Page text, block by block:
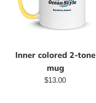
Inner colored 2-tone
mug
Regular
$13.00